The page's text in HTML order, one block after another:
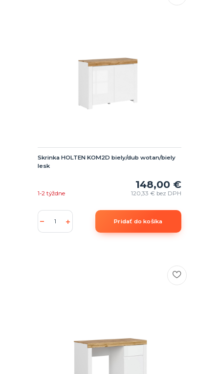
Skrinka HOLTEN KOM2D biely/dub wotan/biely
lesk
148,00 €
120,33 € bez DPH
1-2 týždne
Pridať do košíka